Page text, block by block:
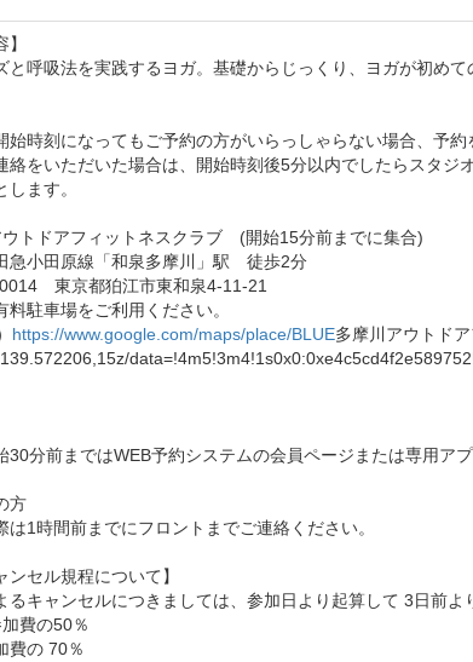
と呼吸法を実践するヨガ。基礎からじっくり、ヨガが初め
時刻になってもご予約の方がいらっしゃらない場合、予
絡をいただいた場合は、開始時刻後5分以内でしたらスタジ
ます。
ウトドアフィットネスクラブ (開始15分前までに集合)
急小田原線「和泉多摩川」駅 徒歩2分
0014 東京都狛江市東和泉4-11-21
料駐車場をご利用ください。
https://www.google.com/maps/place/BLUE多摩川アウトド
30分前まではWEB予約システムの会員ページまたは専用ア
方
は1時間前までにフロントまでご連絡ください。
ンセル規程について】
るキャンセルにつきましては、参加日より起算して 3日前よ
費の50％
費の 70％